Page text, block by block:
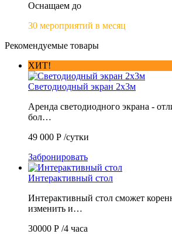
Оснащаем до
30 мероприятий в месяц
Рекомендуемые товары
ХИТ!
Светодиодный экран 2х3м
Аренда светодиодного экрана -
бол…
49 000 Р /сутки
Забронировать
Интерактивный стол
Интерактивный стол сможет
изменить и…
30000 Р /4 часа